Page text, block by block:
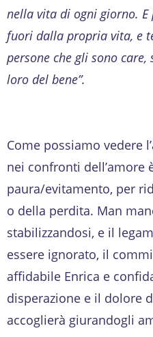
nella vita di ogni giorno.
fuori dalla propria vita, e
persone che gli sono
loro del bene”.
Come possiamo vedere
nei confronti dell’amore
paura/evitamento, per
o della perdita. Man
stabilizzandosi, e il
essere ignorato, il
affidabile Enrica e
disperazione e il dolore
accoglierà giurandogli